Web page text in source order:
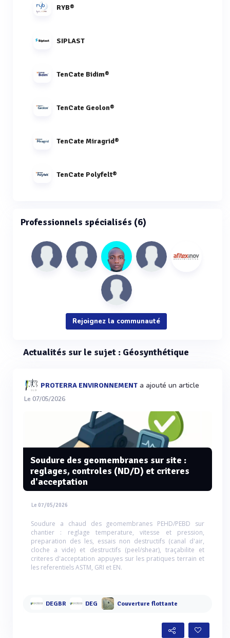
RYB®
SIPLAST
TenCate Bidim®
TenCate Geolon®
TenCate Miragrid®
TenCate Polyfelt®
Professionnels spécialisés (6)
Rejoignez la communauté
Actualités sur le sujet : Géosynthétique
PROTERRA ENVIRONNEMENT a ajouté un article
Le 07/05/2026
Soudure des geomembranes sur site :
reglages, controles (ND/D) et criteres
d'acceptation
Le 07/05/2026
Soudure a chaud des geomembranes PEHD/PEBD sur
chantier : reglage temperature, vitesse et pression,
preparation des les, essais non destructifs (canal d'air,
cloche a vide) et destructifs (peel/shear), traçabilite et
criteres d'acceptation appuyes sur les pratiques terrain et
les referentiels ASTM, GRI et EN.
DEGBR DEG Couverture flottante